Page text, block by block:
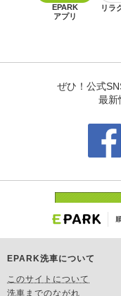
EPARK洗車について
このサイトについて
洗車までのながれ